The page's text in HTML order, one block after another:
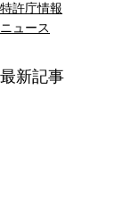
特許庁情報
ニュース
最新記事